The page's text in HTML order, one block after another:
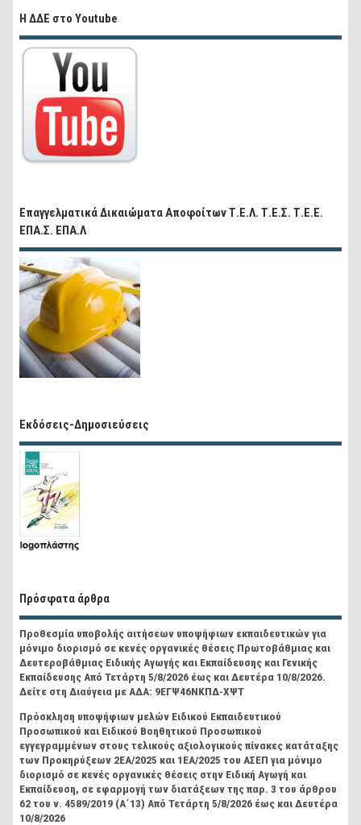
Η ΔΔΕ στο Youtube
Επαγγελματικά Δικαιώματα Αποφοίτων Τ.Ε.Λ. Τ.Ε.Σ. Τ.Ε.Ε.
ΕΠΑ.Σ. ΕΠΑ.Λ
Εκδόσεις-Δημοσιεύσεις
Πρόσφατα άρθρα
Προθεσμία υποβολής αιτήσεων υποψήφιων εκπαιδευτικών για
μόνιμο διορισμό σε κενές οργανικές θέσεις Πρωτοβάθμιας και
Δευτεροβάθμιας Ειδικής Αγωγής και Εκπαίδευσης και Γενικής
Εκπαίδευσης Από Τετάρτη 5/8/2026 έως και Δευτέρα 10/8/2026.
Δείτε στη Διαύγεια με ΑΔΑ: 9ΕΓΨ46ΝΚΠΔ-ΧΨΤ
Πρόσκληση υποψήφιων μελών Ειδικού Εκπαιδευτικού
Προσωπικού και Ειδικού Βοηθητικού Προσωπικού
εγγεγραμμένων στους τελικούς αξιολογικούς πίνακες κατάταξης
των Προκηρύξεων 2ΕΑ/2025 και 1ΕΑ/2025 του ΑΣΕΠ για μόνιμο
διορισμό σε κενές οργανικές θέσεις στην Ειδική Αγωγή και
Εκπαίδευση, σε εφαρμογή των διατάξεων της παρ. 3 του άρθρου
62 του ν. 4589/2019 (Α΄13) Από Τετάρτη 5/8/2026 έως και Δευτέρα
10/8/2026